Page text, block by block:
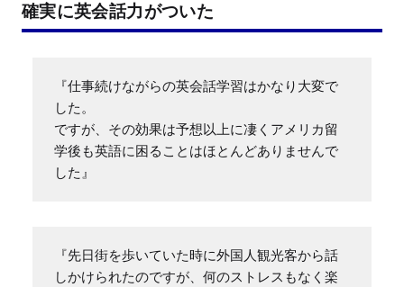
確実に英会話力がついた
『仕事続けながらの英会話学習はかなり大変で
した。
ですが、その効果は予想以上に凄くアメリカ留
学後も英語に困ることはほとんどありませんで
した』
『先日街を歩いていた時に外国人観光客から話
しかけられたのですが、何のストレスもなく楽